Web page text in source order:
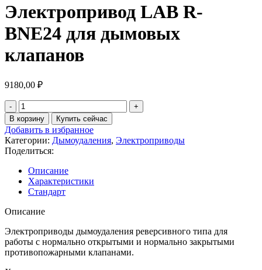
Электропривод LAB R-
BNE24 для дымовых
клапанов
9180,00 ₽
Количество
товара
Электропривод
LAB
R-
BNE24
для
дымовых
клапанов
В корзину Купить сейчас
Добавить в избранное
Категории: Дымоудаления, Электроприводы
Поделиться:
Описание
Характеристики
Стандарт
Описание
Электроприводы дымоудаления реверсивного типа для
работы с нормально открытыми и нормально закрытыми
противопожарными клапанами.